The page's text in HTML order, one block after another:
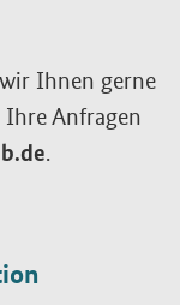
Ihnen gerne
Anfragen
.